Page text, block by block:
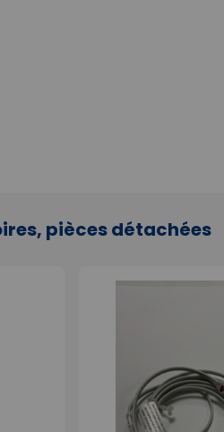
pièces détachées